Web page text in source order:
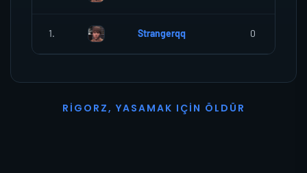
1. Strangerqq 0
R I G O R Z, YASAMAK I ÇI N Ö L D Ü R